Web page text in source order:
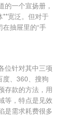
的一个宣扬册，
**宽泛。但对于
抽屉里的“手
位针对其中三项
度、360、搜狗
存款的方法，用
等，特点是见效
是需求耗费很多